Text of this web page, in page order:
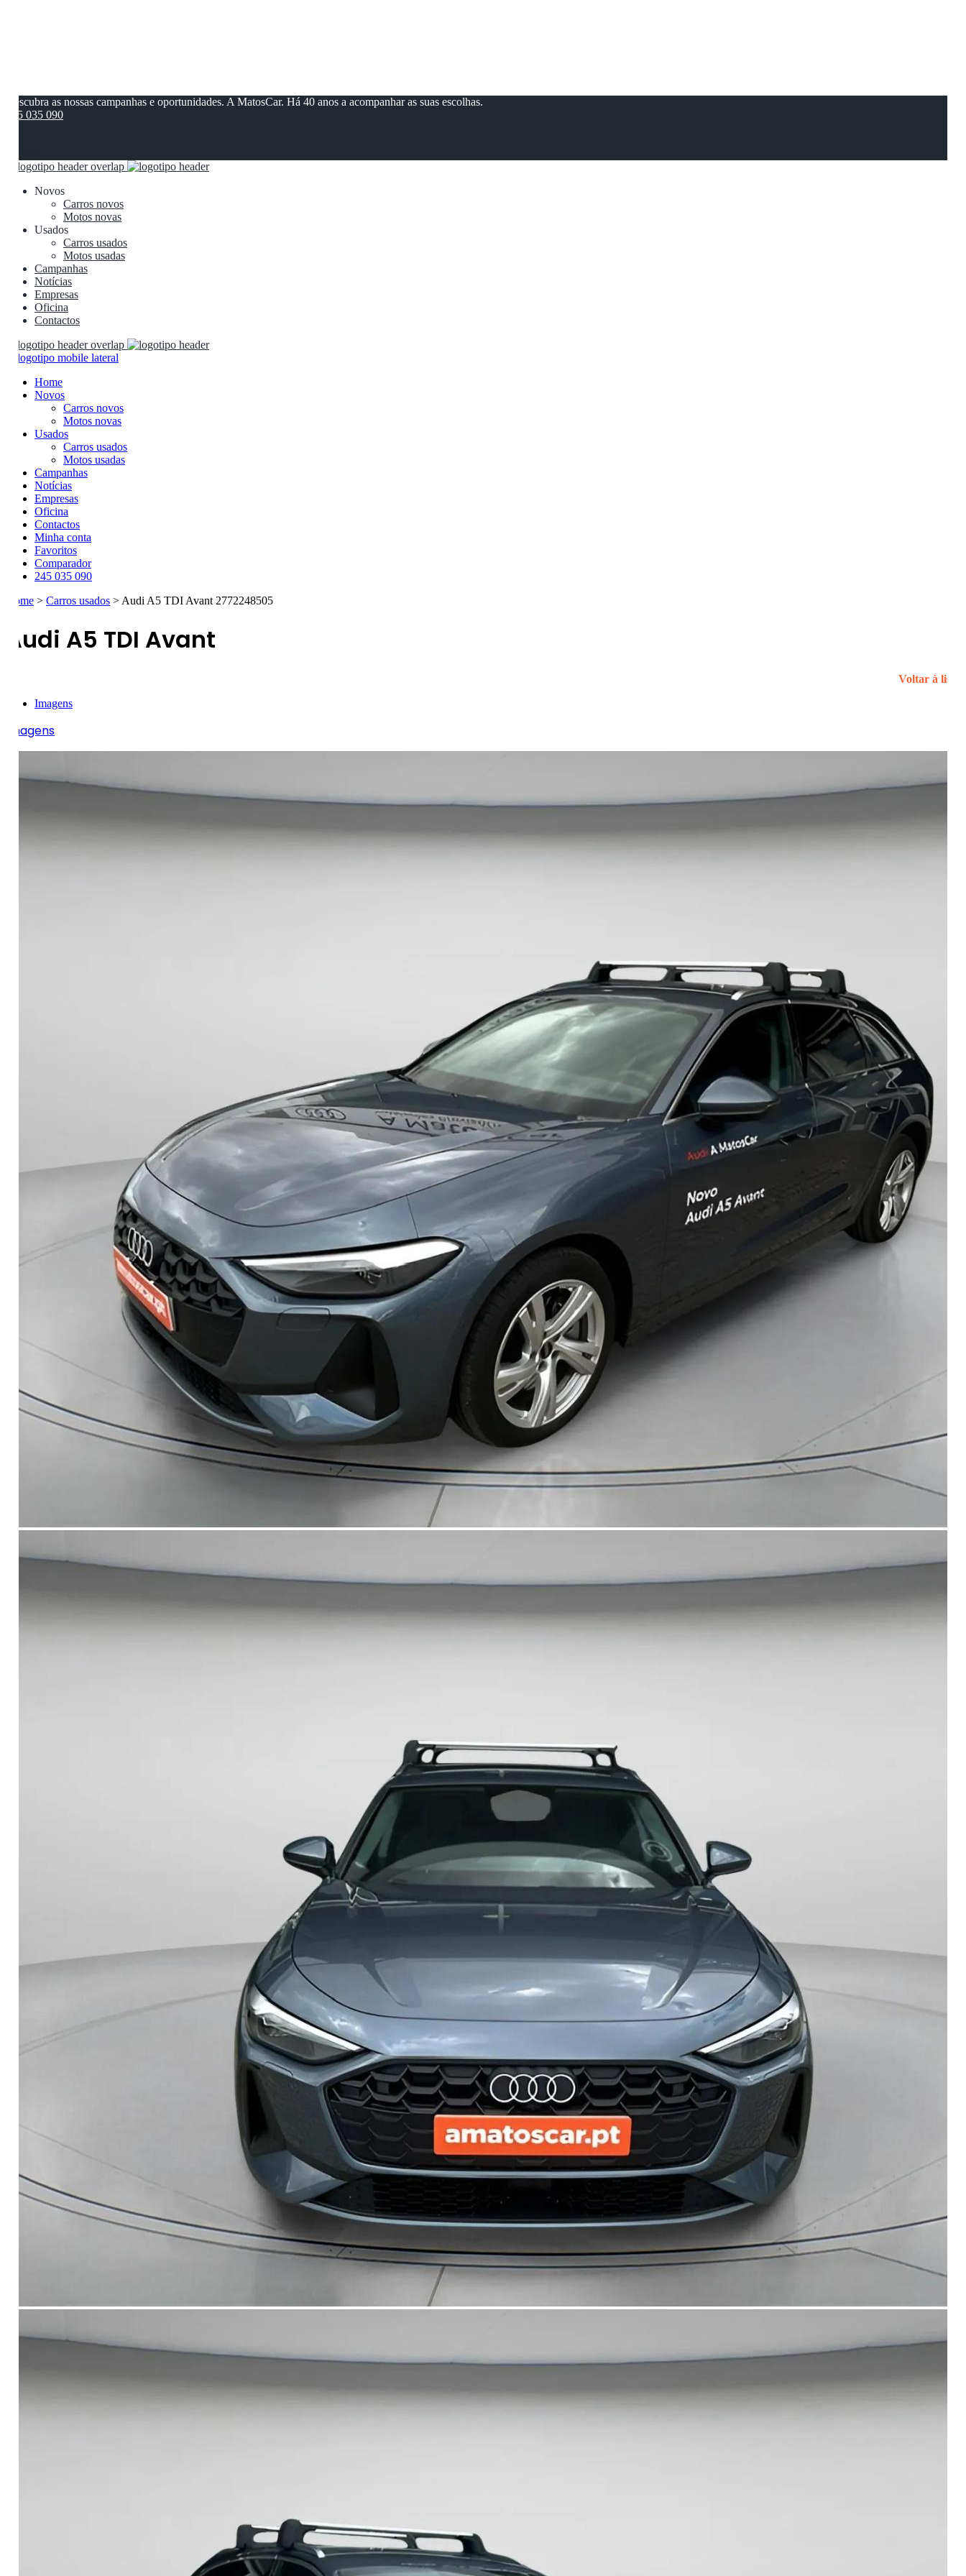
Descubra as nossas campanhas e oportunidades. A MatosCar. Há 40 anos a acompanhar as suas escolhas.
245 035 090
Novos
Carros novos
Motos novas
Usados
Carros usados
Motos usadas
Campanhas
Notícias
Empresas
Oficina
Contactos
Home
Novos
Carros novos
Motos novas
Usados
Carros usados
Motos usadas
Campanhas
Notícias
Empresas
Oficina
Contactos
Minha conta
Favoritos
Comparador
245 035 090
Home > Carros usados > Audi A5 TDI Avant 2772248505
Audi A5 TDI Avant
Voltar à lista
Imagens
Imagens